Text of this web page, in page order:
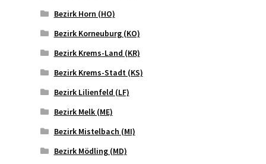
Bezirk Horn (HO)
Bezirk Korneuburg (KO)
Bezirk Krems-Land (KR)
Bezirk Krems-Stadt (KS)
Bezirk Lilienfeld (LF)
Bezirk Melk (ME)
Bezirk Mistelbach (MI)
Bezirk Mödling (MD)